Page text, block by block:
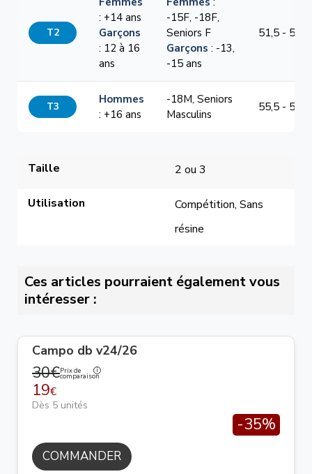
T2
: +14 ans
Garçons
: 12 à 16
ans
-15F, -18F,
Seniors F
Garçons : -13,
-15 ans
51,5 -
T3
Hommes
: +16 ans
-18M, Seniors
Masculins
55,5 -
Taille 2 ou 3
Utilisation
Compétition, Sans
résine
Ces articles pourraient également vous
intéresser :
Campo db v24/26
30€Prix de
comparaison
19€
Dès 5 unités
-35%
COMMANDER